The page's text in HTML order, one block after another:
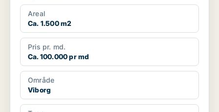
Areal
Ca. 1.500 m2
Pris pr. md.
Ca. 100.000 pr md
Område
Viborg